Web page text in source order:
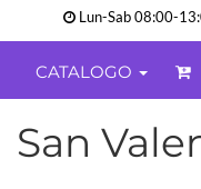
Lun-Sab 08:00-
CATALOGO
San